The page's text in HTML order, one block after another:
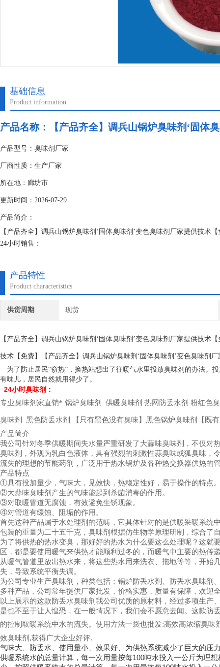
基础信息
Product information
产品名称： 【产品齐全】调兵山锅炉臭味剂‘固体
产品型号：臭味剂厂家
厂商性质：生产厂家
所在地：廊坊市
更新时间：2026-07-29
产品简介：
【产品齐全】调兵山锅炉臭味剂‘固体臭味剂’变色臭味剂厂家提供技术
24小时销售：
产品特性
Product characteristics
供货周期 现货
【产品齐全】调兵山锅炉臭味剂‘固体臭味剂’变色臭味剂厂家提供技术
技术【免费】【产品齐全】调兵山锅炉臭味剂‘固体臭味剂’变色臭味剂
为了防止居民“窃热”，换热站想出了往暖气水里投放臭味剂的办法。
有味儿，居民自然就用得少了。
24小时臭味剂：
专业臭味剂家直销* 锅炉臭味剂 供暖臭味剂 热网防丢水剂 粉红色
臭味剂 黑色防丢水剂
【只有黑色没有臭味】黑色锅炉臭味剂【既
产品简介
我公司针对冬季供暖期间失水量严重研发了大蒜味臭味剂，不仅
臭味剂，外观为乳白色液体，具有强烈的刺激性蒜臭味或狐臭味
流失的理想的节能药剂，广泛用于热水锅炉及各种热交换器供热的
产品特点
①具有投加量少，气味大，见效快，热稳定性好，易于操作的特点
②大蒜味臭味剂产生的气味能起到杀菌消毒的作用。
③对取暖管道无腐蚀，有效避免生锈现象。
④对管道有缓蚀、阻垢的作用。
首先这种产品属于水处理剂的范畴，它具体针对的是供暖采暖系
包装的重量为二十五千克，臭味剂根据仿生物学原理研制，综合
为了将供热的热水变臭，那好好的热水为什么要这么处理呢？这
区，都是要使用暖气来供热才能顺利过冬的，而暖气中主要的热
从暖气管道里放出热水来，将这些热水用来洗衣、拖地等等，开
失，导致系统平衡失调。
为公司专业生产臭味剂，种类包括：锅炉防丢水剂、防丢水臭味
多种产品，公司常年提供厂家批发，价格实惠，质量有保障，欢迎
以上展示的这款防丢水臭味剂我公司优质的原材料，经过多项生
是也不至于让人惶恐，在一般情况下，我们会不愿意去闻。这款
的控制取暖系统中水的流失。使用方法一袋也批发:高效高浓缩臭味
效臭味剂 ,获得广大企业好评.
气味大、防丢水、使用量小、效果好、为供热系统减少了巨大的
供暖系统水的总量计算，每一次用量按每100吨水投入一公斤为理